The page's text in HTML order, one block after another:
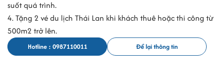
suốt quá trình.
4. Tặng 2 vé du lịch Thái Lan khi khách thuê hoặc thi công từ
500m2 trở lên.
Hotline : 0987110011 Để lại thông tin